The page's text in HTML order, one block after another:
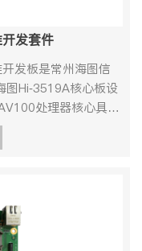
量产。 产品外
源描述接口图： 开
接器型号（配套底
数项目类型型号参数
四核 ARM Cortex
存DDR8GBFlash
视频输入MIPI
工作环境操作
（不结
发套件
发板是常州海图信
图Hi-3519A核心板设
处理器核心具有
I-cache， 32KB
加速，集成 FPU 处
、
标准开发
HDMI输出、